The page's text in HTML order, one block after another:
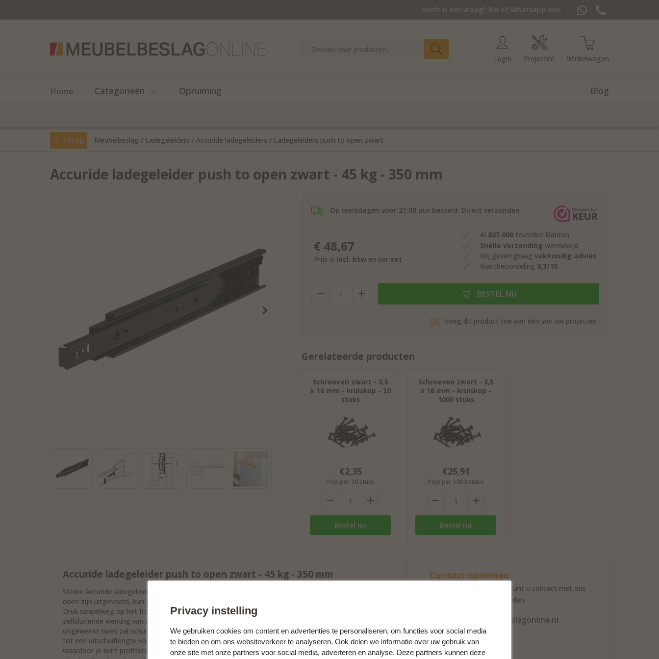
Heeft u een vraag? Bel of WhatsApp ons:
Login Projecten Winkelwagen
Home Categorieën Opruiming Blog
Terug Meubelbeslag / Ladegeleiders / Accuride ladegeleiders / Ladegeleiders push to open zwart
Accuride ladegeleider push to open zwart - 45 kg - 350 mm
Op werkdagen voor 21:00 uur besteld: Direct verzonden
€ 48,67
Prijs is incl. btw en per set
Al 827.000 tevreden klanten
Snelle verzending wereldwijd
Wij geven graag vakkundig advies
Klantbeoordeling 9,3/10
BESTEL NU
Voeg dit product toe aan één van uw projecten
Gerelateerde producten
Schroeven zwart - 3,5
x 16 mm - kruiskop - 20
stuks
€2,35
Prijs per 20 stuks
Bestel nu
Schroeven zwart - 3,5
x 16 mm - kruiskop -
1000 stuks
€25,91
Prijs per 1000 stuks
Bestel nu
Accuride ladegeleider push to open zwart - 45 kg - 350 mm
Sterke Accuride ladegeleiders 3832 TR zwart van kleur. Doordat deze eigentijdse ladegeleiders push to
open zijn uitgevoerd, kun je ze perfect gebruiken om een greeploze lade mee te openen en sluiten.
Druk simpelweg op het front om de lade te openen en laat de lade het laatste stukje sluiten met de
zelfsluitende werking van de geleiders. De vergrendeling zal er vervolgens voor zorgen dat de lade niet
ongewenst open zal schuiven. De push to open ladegeleiders zijn 350 mm lang en over-uittrekbaar,
tot een uitschuiflengte van 356 mm. Daarnaast behoren ze tot de categorie Accuride kogelgeleiders,
waardoor je kunt profiteren van een hoog draagvermogen van 45 kg per set. De zwarte ladegeleiders
Contact opnemen
Via onderstaande opties kunt u contact met ons
opnemen en uw vraag stellen.
info@meubelbeslagonline.nl
0598-200251
Privacy instelling
We gebruiken cookies om content en advertenties te personaliseren, om functies voor social media
te bieden en om ons websiteverkeer te analyseren. Ook delen we informatie over uw gebruik van
onze site met onze partners voor social media, adverteren en analyse. Deze partners kunnen deze